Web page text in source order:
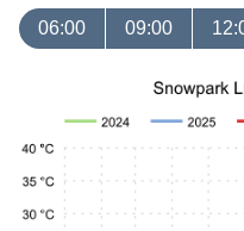
06:00 09:00